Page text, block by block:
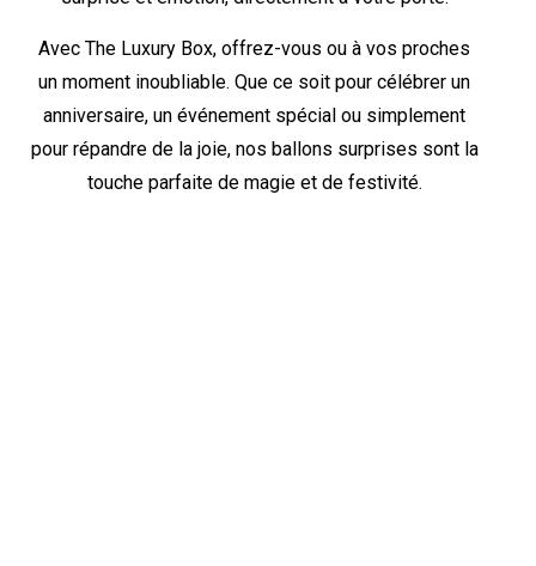
Avec The Luxury Box, offrez-vous ou à vos proches
un moment inoubliable. Que ce soit pour célébrer un
anniversaire, un événement spécial ou simplement
pour répandre de la joie, nos ballons surprises sont la
touche parfaite de magie et de festivité.